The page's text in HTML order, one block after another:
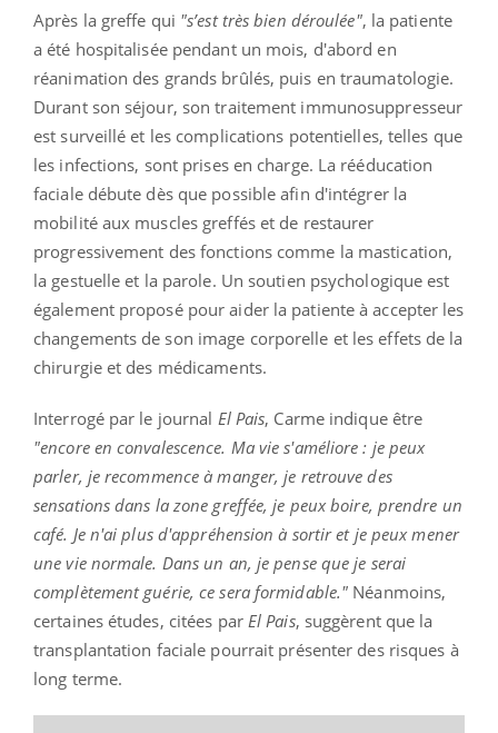
Après la greffe qui "s’est très bien déroulée", la patiente
a été hospitalisée pendant un mois, d'abord en
réanimation des grands brûlés, puis en traumatologie.
Durant son séjour, son traitement immunosuppresseur
est surveillé et les complications potentielles, telles que
les infections, sont prises en charge. La rééducation
faciale débute dès que possible afin d'intégrer la
mobilité aux muscles greffés et de restaurer
progressivement des fonctions comme la mastication,
la gestuelle et la parole. Un soutien psychologique est
également proposé pour aider la patiente à accepter les
changements de son image corporelle et les effets de la
chirurgie et des médicaments.
Interrogé par le journal El Pais, Carme indique être
"encore en convalescence. Ma vie s'améliore : je peux
parler, je recommence à manger, je retrouve des
sensations dans la zone greffée, je peux boire, prendre un
café. Je n'ai plus d'appréhension à sortir et je peux mener
une vie normale. Dans un an, je pense que je serai
complètement guérie, ce sera formidable." Néanmoins,
certaines études, citées par El Pais, suggèrent que la
transplantation faciale pourrait présenter des risques à
long terme.